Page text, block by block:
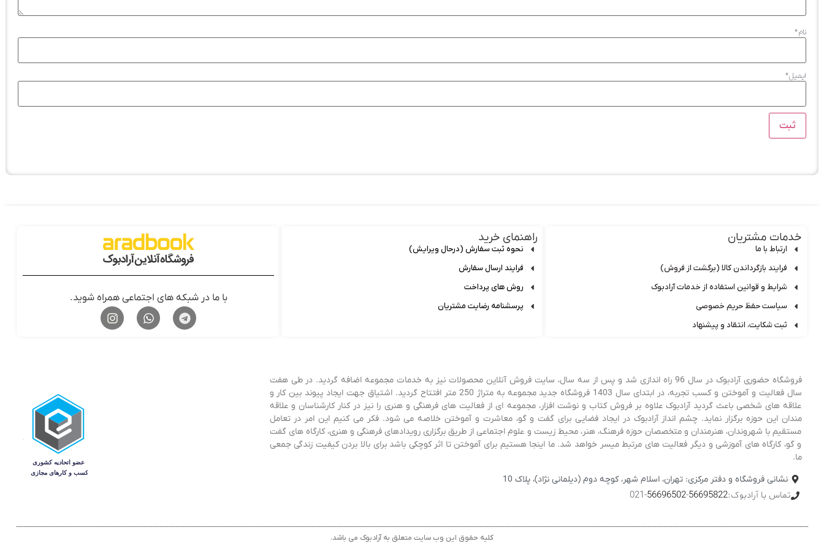
نام*
ایمیل*
خدمات مشتریان
ارتباط با ما
فرایند بازگرداندن کالا (برگشت از فروش)
شرایط و قوانین استفاده از خدمات آرادبوک
سیاست حفظ حریم خصوصی
ثبت شکایت، انتقاد و پیشنهاد
راهنمای خرید
نحوه ثبت سفارش (درحال ویرایش)
فرایند ارسال سفارش
روش های پرداخت
پرسشنامه رضایت مشتریان
با ما در شبکه های اجتماعی همراه شوید.
فروشگاه حضوری آرادبوک در سال 96 راه اندازی شد و پس از سه سال، سایت فروش آنلاین محصولات نیز به خدمات مجموعه اضافه گردید. در طی هفت
سال فعالیت و آموختن و کسب تجربه، در ابتدای سال 1403 فروشگاه جدید مجموعه به متراژ 250 متر افتتاح گردید. اشتیاق جهت ایجاد پیوند بین کار و
علاقه های شخصی باعث گردید آرادبوک علاوه بر فروش کتاب و نوشت افزار، مجموعه ای از فعالیت های فرهنگی و هنری را نیز در کنار کارشناسان و علاقه
مندان این حوزه برگزار نماید. چشم انداز آرادبوک در ایجاد فضایی برای گفت و گو، معاشرت و آموختن خلاصه می شود. فکر می کنیم این امر در تعامل
مستقیم با شهروندان، هنرمندان و متخصصان حوزه فرهنگ، هنر، محیط زیست و علوم اجتماعی از طریق برگزاری رویدادهای فرهنگی و هنری، کارگاه های گفت
و گو، کارگاه های آموزشی و دیگر فعالیت های مرتبط میسر خواهد شد. ما اینجا هستیم برای آموختن تا اثر کوچکی باشد برای بالا بردن کیفیت زندگی جمعی
ما.
نشانی فروشگاه و دفتر مرکزی: تهران، اسلام شهر، کوچه دوم (دیلمانی نژاد)، پلاک 10
تماس با آرادبوک:56695822
-
56696502
-021
کلیه حقوق این وب سایت متعلق به آرادبوک می باشد.